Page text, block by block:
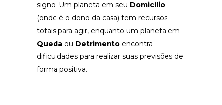
signo. Um planeta em seu Domicílio
(onde é o dono da casa) tem recursos
totais para agir, enquanto um planeta em
Queda ou Detrimento encontra
dificuldades para realizar suas previsões de
forma positiva.